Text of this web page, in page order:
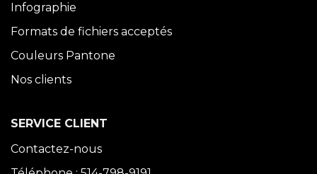
Infographie
Formats de fichiers acceptés
Couleurs Pantone
Nos clients
SERVICE CLIENT
Contactez-nous